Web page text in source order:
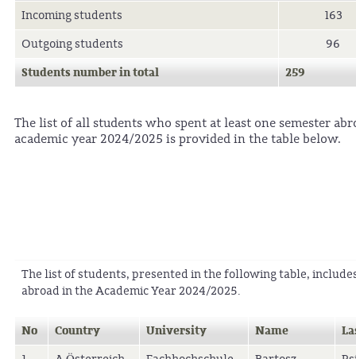
Incoming students
163
Outgoing students
96
Students number in total 259
The list of all students who spent at least one semester
academic year 2024/2025 is provided in the table below.
The list of students, presented in the following table,
abroad in the Academic Year 2024/2025.
No Country University Name